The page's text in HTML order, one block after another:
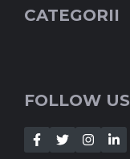
CATEGORII
FOLLOW US